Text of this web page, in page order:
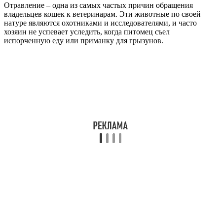
Отравление – одна из самых частых причин обращения
владельцев кошек к ветеринарам. Эти животные по своей
натуре являются охотниками и исследователями, и часто
хозяин не успевает уследить, когда питомец съел
испорченную еду или приманку для грызунов.